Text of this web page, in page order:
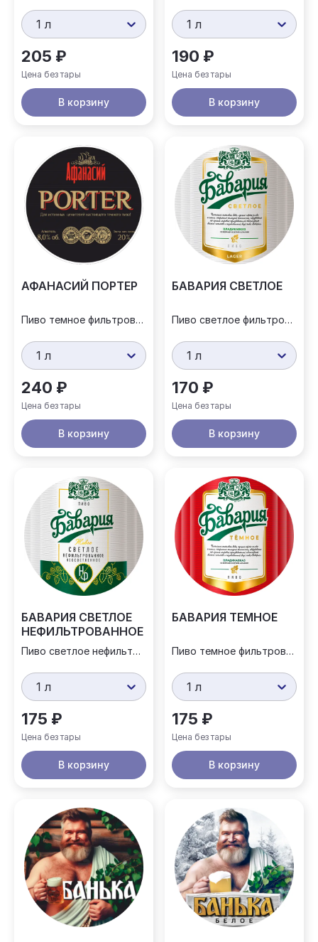
1 л
205 ₽
Цена без тары
В корзину
1 л
190 ₽
Цена без тары
В корзину
АФАНАСИЙ ПОРТЕР
Пиво темное фильтрованное
1 л
240 ₽
Цена без тары
В корзину
БАВАРИЯ СВЕТЛОЕ
Пиво светлое фильтрованное
1 л
170 ₽
Цена без тары
В корзину
БАВАРИЯ СВЕТЛОЕ
НЕФИЛЬТРОВАННОЕ
Пиво светлое нефильтрованное
1 л
175 ₽
Цена без тары
В корзину
БАВАРИЯ ТЕМНОЕ
Пиво темное фильтрованное
1 л
175 ₽
Цена без тары
В корзину